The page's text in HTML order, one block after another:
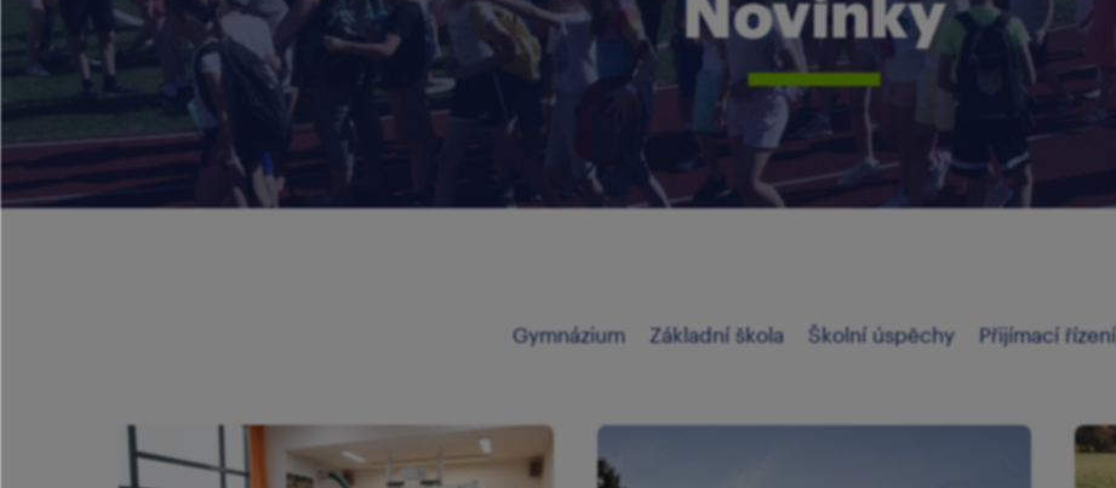
Gymnázium Základní škola Školní úspěchy Přijímací řízení